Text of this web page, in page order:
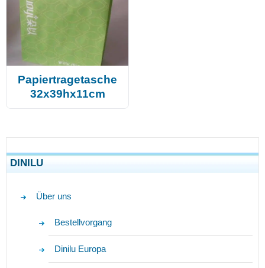
Papiertragetasche
32x39hx11cm
DINILU
Über uns
Bestellvorgang
Dinilu Europa